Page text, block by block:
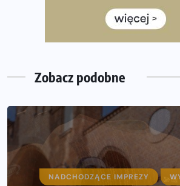
Jaki smartwatch dla biegaczy, którzy
okazji trenować pod HYROX?
Jak zaplanować domowe cardio bez
Zobacz podobne
NADCHODZĄCE IMPREZY